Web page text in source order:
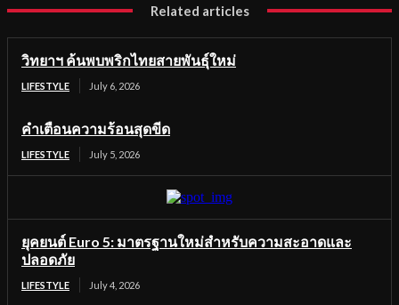
Related articles
วิทยาฯ ค้นพบพริกไทยสายพันธุ์ใหม่
LIFESTYLE July 6, 2026
คำเตือนความร้อนสุดขีด
LIFESTYLE July 5, 2026
ยุคยนต์ Euro 5: มาตรฐานใหม่สำหรับความสะอาดและ
ปลอดภัย
LIFESTYLE July 4, 2026